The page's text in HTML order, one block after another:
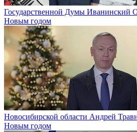
Государственной Думы Иванинский
Новым годом
Новосибирской области Андрей
Новым годом